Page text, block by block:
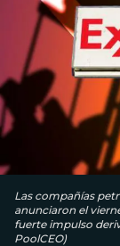
Las compañías
anunciaron el
fuerte impulso
PoolCEO)